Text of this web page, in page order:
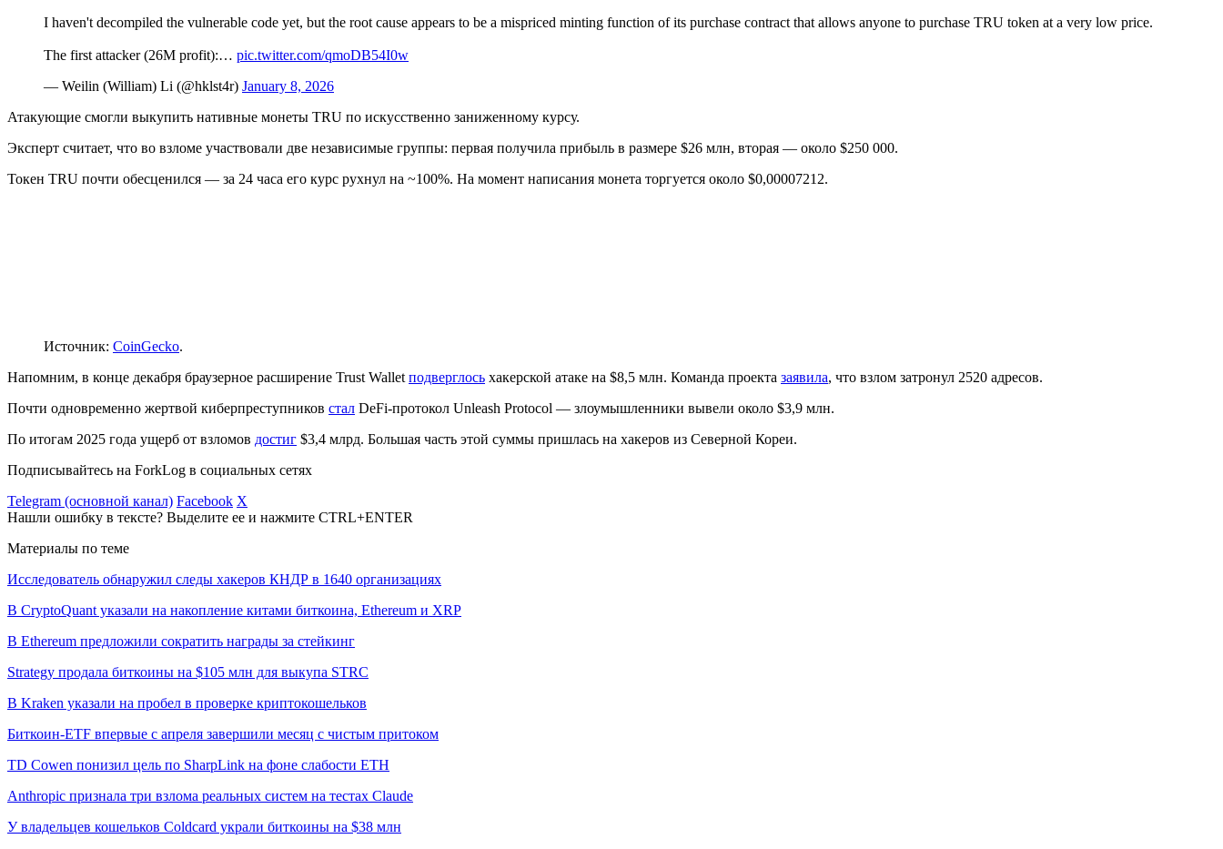
I haven't decompiled the vulnerable code yet, but the root cause appears to be a mispriced minting function of its purchase contract that allows anyone to purchase TRU token at a very low price.
The first attacker (26M profit):… pic.twitter.com/qmoDB54I0w
— Weilin (William) Li (@hklst4r) January 8, 2026
Атакующие смогли выкупить нативные монеты TRU по искусственно заниженному курсу.
Эксперт считает, что во взломе участвовали две независимые группы: первая получила прибыль в размере $26 млн, вторая — около $250 000.
Токен TRU почти обесценился — за 24 часа его курс рухнул на ~100%. На момент написания монета торгуется около $0,00007212.
Источник: CoinGecko.
Напомним, в конце декабря браузерное расширение Trust Wallet подверглось хакерской атаке на $8,5 млн. Команда проекта заявила, что взлом затронул 2520 адресов.
Почти одновременно жертвой киберпреступников стал DeFi-протокол Unleash Protocol — злоумышленники вывели около $3,9 млн.
По итогам 2025 года ущерб от взломов достиг $3,4 млрд. Большая часть этой суммы пришлась на хакеров из Северной Кореи.
Подписывайтесь на ForkLog в социальных сетях
Telegram (основной канал) Facebook X
Нашли ошибку в тексте? Выделите ее и нажмите CTRL+ENTER
Материалы по теме
Исследователь обнаружил следы хакеров КНДР в 1640 организациях
В CryptoQuant указали на накопление китами биткоина, Ethereum и XRP
В Ethereum предложили сократить награды за стейкинг
Strategy продала биткоины на $105 млн для выкупа STRC
В Kraken указали на пробел в проверке криптокошельков
Биткоин-ETF впервые с апреля завершили месяц с чистым притоком
TD Cowen понизил цель по SharpLink на фоне слабости ETH
Anthropic признала три взлома реальных систем на тестах Claude
У владельцев кошельков Coldcard украли биткоины на $38 млн